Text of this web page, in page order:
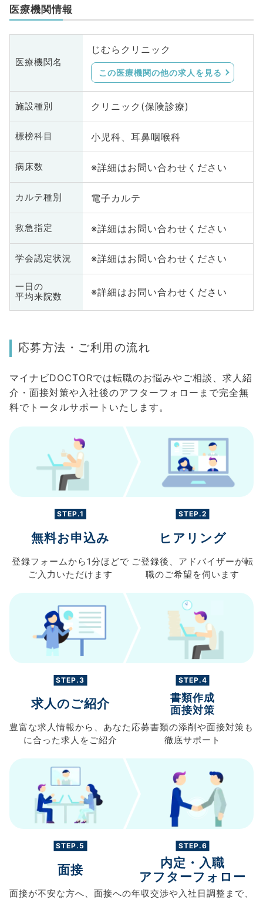
医療機関情報
医療機関名
じむらクリニック
この医療機関の他の求人を見る
施設種別 クリニック(保険診療)
標榜科目 小児科、耳鼻咽喉科
病床数 ※詳細はお問い合わせください
カルテ種別 電子カルテ
救急指定 ※詳細はお問い合わせください
学会認定状況 ※詳細はお問い合わせください
一日の
平均来院数
※詳細はお問い合わせください
応募方法・ご利用の流れ
マイナビDOCTORでは転職のお悩みやご相談、求人紹
介・面接対策や入社後のアフターフォローまで完全無
料でトータルサポートいたします。
STEP.1
無料お申込み
登録フォームから 1分ほどで
ご入力 いただけます
STEP.2
ヒアリング
ご登録後、 アドバイザーが転
職のご希望を伺います
STEP.3
求人のご紹介
豊富な求人情報から、 あなた
に合った求人を ご紹介
STEP.4
書類作成
面接対策
応募書類の添削や面接対策も
徹底サポート
STEP.5
面接
面接が不安な方へ、 面接への
STEP.6
内定・入職
アフターフォロー
年収交渉や入社日調整まで、